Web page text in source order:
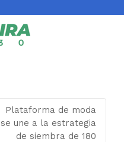
Plataforma de moda
se une a la estrategia
de siembra de 180